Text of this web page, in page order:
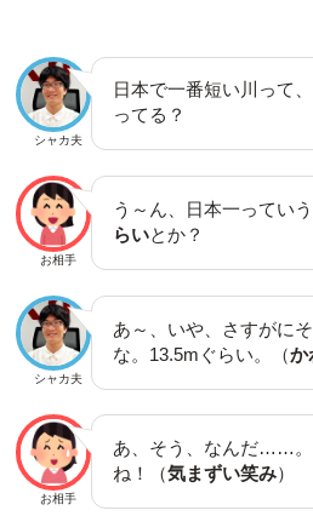
シャカ夫
日本で一番短い川って
ってる？
お相手
う～ん、日本一ってい
らいとか？
シャカ夫
あ～、いや、さすがに
な。13.5mぐらい。（か
お相手
あ、そう、なんだ……。
ね！（気まずい笑み）